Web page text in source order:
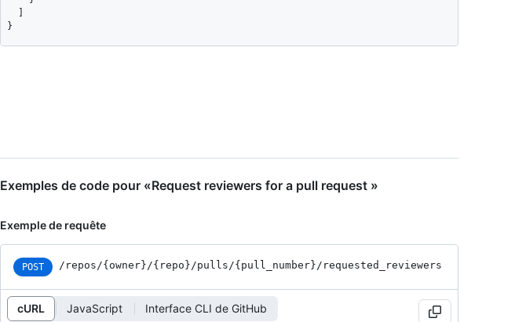
}
Exemples de code pour «Request reviewers for a pull request »
Exemple de requête
POST /repos /{owner} /{repo} /pulls /{pull_ number} /requested_ reviewers
cURL JavaScript Interface CLI de GitHub